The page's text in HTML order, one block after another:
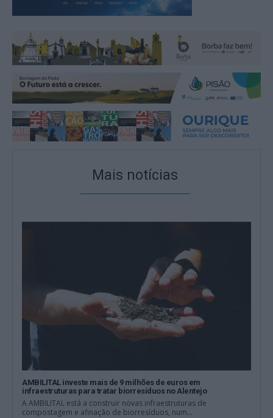
Mais notícias
AMBILITAL investe mais de 9 milhões de euros em
infraestruturas para tratar biorresíduos no Alentejo
A AMBILITAL está a construir novas infraestruturas de
compostagem e afinação de biorresíduos, num...